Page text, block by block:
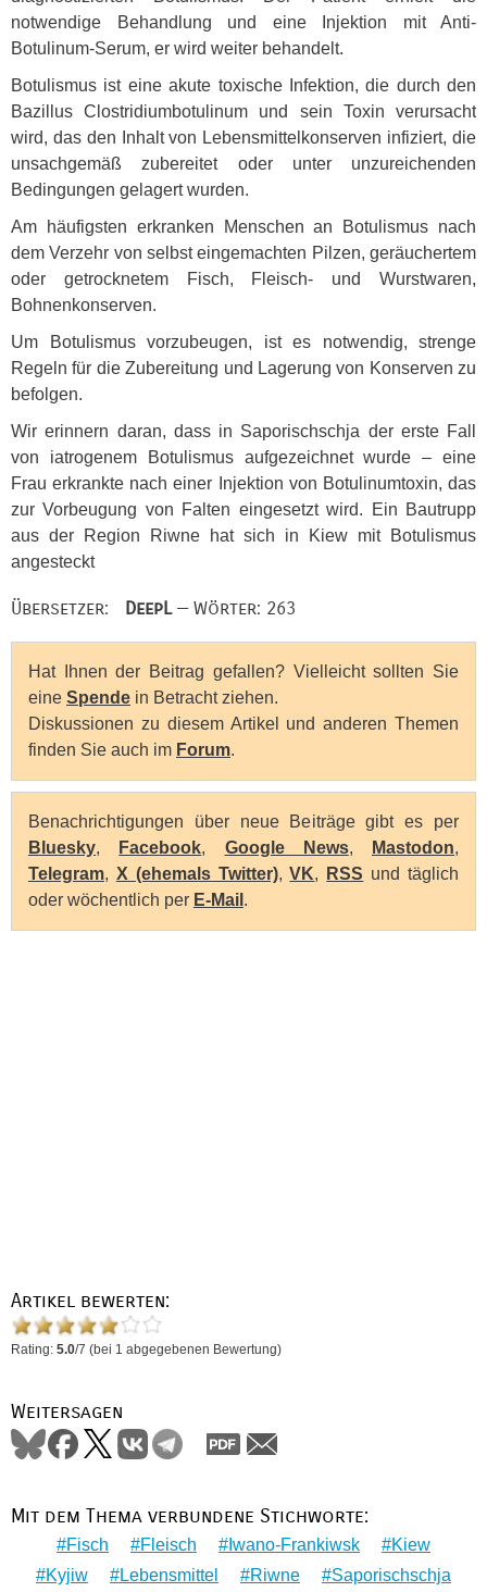
notwendige Behandlung und eine Injektion mit Anti-
Botulinum-Serum, er wird weiter behandelt.
Botulismus ist eine akute toxische Infektion, die durch den
Bazillus Clostridiumbotulinum und sein Toxin verursacht
wird, das den Inhalt von Lebensmittelkonserven infiziert, die
unsachgemäß zubereitet oder unter unzureichenden
Bedingungen gelagert wurden.
Am häufigsten erkranken Menschen an Botulismus nach
dem Verzehr von selbst eingemachten Pilzen, geräuchertem
oder getrocknetem Fisch, Fleisch- und Wurstwaren,
Bohnenkonserven.
Um Botulismus vorzubeugen, ist es notwendig, strenge
Regeln für die Zubereitung und Lagerung von Konserven zu
befolgen.
Wir erinnern daran, dass in Saporischschja der erste Fall
von iatrogenem Botulismus aufgezeichnet wurde – eine
Frau erkrankte nach einer Injektion von Botulinumtoxin, das
zur Vorbeugung von Falten eingesetzt wird. Ein Bautrupp
aus der Region Riwne hat sich in Kiew mit Botulismus
angesteckt
Übersetzer: DeepL— Wörter: 263
Hat Ihnen der Beitrag gefallen? Vielleicht sollten Sie
eine Spende in Betracht ziehen.
Diskussionen zu diesem Artikel und anderen Themen
finden Sie auch im Forum.
Benachrichtigungen über neue Beiträge gibt es per
Bluesky, Facebook, Google News, Mastodon,
Telegram, X (ehemals Twitter),VK, RSS und täglich
oder wöchentlich per E-Mail .
Artikel bewerten:
Rating: 5.0/7 (bei 1 abgegebenen Bewertung)
Weitersagen
Mit dem Thema verbundene Stichworte:
Fisch Fleisch Iwano-Frankiwsk
Kiew
Kyjiw
Lebensmittel Riwne Saporischschja